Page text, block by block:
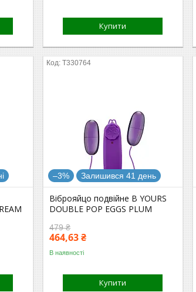
Купити
T330764
–3% Залишився 41 день
Віброяйцо подвійне B YOURS
DOUBLE POP EGGS PLUM
479 ₴
464,63 ₴
В наявності
Купити